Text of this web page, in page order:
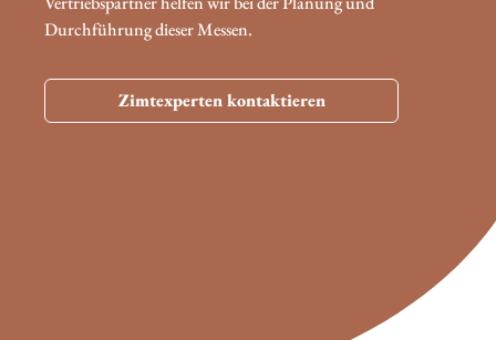
Durchführung dieser Messen.
Zimtexperten kontaktieren